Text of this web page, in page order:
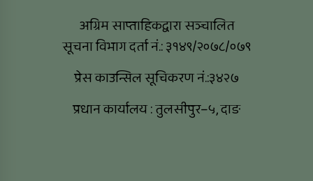
अग्रिम साप्ताहिकद्वारा सञ्चालित
सूचना विभाग दर्ता नं.: ३१४९/२०७८/०७९
प्रेस काउन्सिल सूचिकरण नं.:३४२७
प्रधान कार्यालय : तुलसीपुर–५, दाङ